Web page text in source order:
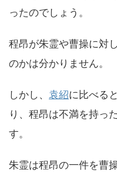
ったのでしょう。
程昂が朱霊や曹操に対
のかは分かりません。
しかし、 袁紹に比べる
り、程昂は不満を持っ
す。
朱霊は程昂の一件を曹